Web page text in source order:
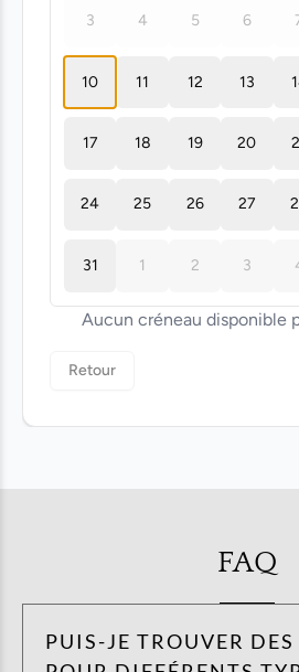
FAQ
PUIS-JE TROUVER DES